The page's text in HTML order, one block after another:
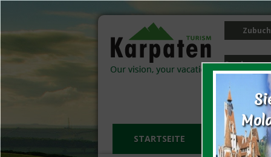
STARTSEITE PDF